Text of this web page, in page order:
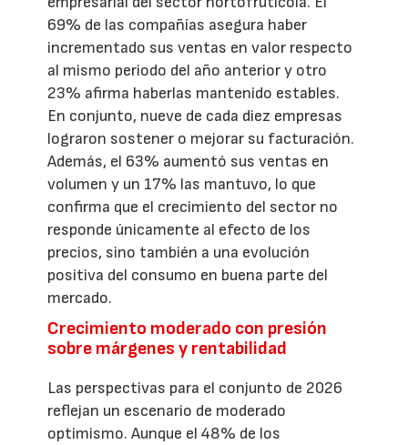
69% de las compañías asegura haber
incrementado sus ventas en valor respecto
al mismo periodo del año anterior y otro
23% afirma haberlas mantenido estables.
En conjunto, nueve de cada diez empresas
lograron sostener o mejorar su facturación.
Además, el 63% aumentó sus ventas en
volumen y un 17% las mantuvo, lo que
confirma que el crecimiento del sector no
responde únicamente al efecto de los
precios, sino también a una evolución
positiva del consumo en buena parte del
mercado.
Crecimiento moderado con presión
sobre márgenes y rentabilidad
Las perspectivas para el conjunto de 2026
reflejan un escenario de moderado
optimismo. Aunque el 48% de los